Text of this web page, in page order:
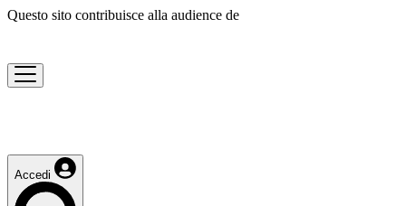
Questo sito contribuisce alla audience de
Accedi